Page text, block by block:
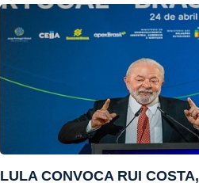
LULA CONVOCA RUI COSTA,